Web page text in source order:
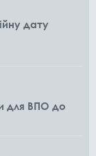
дату
для ВПО до